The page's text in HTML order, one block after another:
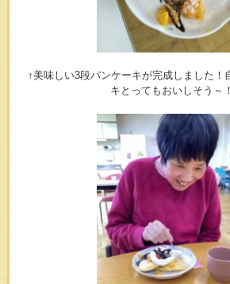
↑美味しい3段パンケーキが完成しました！
キとってもおいしそう～